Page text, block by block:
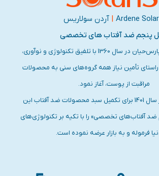
Ardene
|آردن سولاریس
پنجم ضد آفتاب های تخصصی
شرکت داروسازی پارس‌حیان در سال 1360 با تلفیق تکنولوژی و نوآوری،
راستای تأمین نیاز همه گروه‌های سنی به محصولات
مراقبت از پوست، آغاز نمود.
برند سولاریس در سال 1401 برای تکمیل سبد محصولات ضد آفتاب این
آفتاب‌های تخصصی» را با تکیه بر تکنولوژی‌های
فرموله و به بازار عرضه نموده است.